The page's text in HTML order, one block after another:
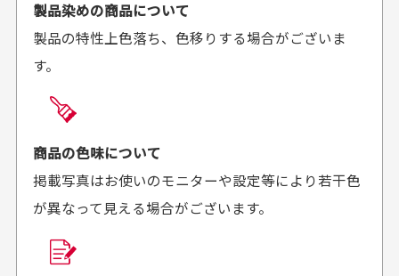
がとうございます。丁寧
に梱包されていて、商品
の状態も良好でした。気
があればよろしくお願い
来ました。またお願いし
商品の受け渡しは、ゆうパックでの配送のみとさせて
頂いております。
商品購入からどれくらいで発送してもらえます
か？
製品染めの商品について
製品の特性上色落ち、色移りする場合がございま
す。
商品の色味について
掲載写真はお使いのモニターや設定等により若干色
が異なって見える場合がございます。